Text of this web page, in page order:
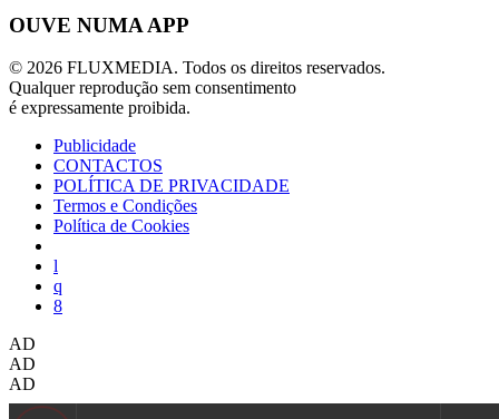
OUVE NUMA APP
© 2026 FLUXMEDIA. Todos os direitos reservados.
Qualquer reprodução sem consentimento
é expressamente proibida.
Publicidade
CONTACTOS
POLÍTICA DE PRIVACIDADE
Termos e Condições
Política de Cookies
AD
AD
AD